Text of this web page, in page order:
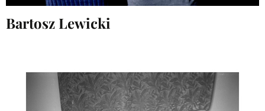
Bartosz Lewicki